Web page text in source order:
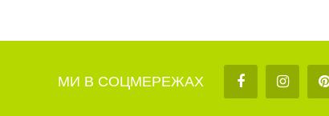
МИ В СОЦМЕРЕЖАХ